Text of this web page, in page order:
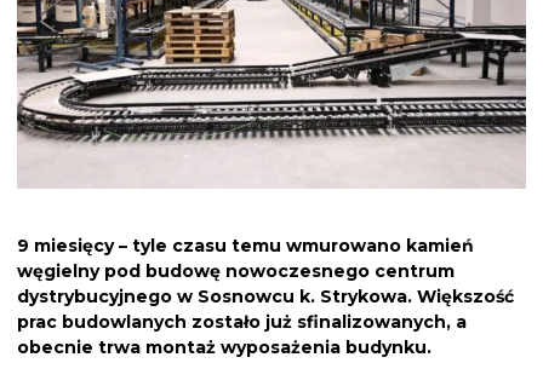
9 miesięcy – tyle czasu temu wmurowano kamień
węgielny pod budowę nowoczesnego centrum
dystrybucyjnego w Sosnowcu k. Strykowa. Większość
prac budowlanych zostało już sfinalizowanych, a
obecnie trwa montaż wyposażenia budynku.